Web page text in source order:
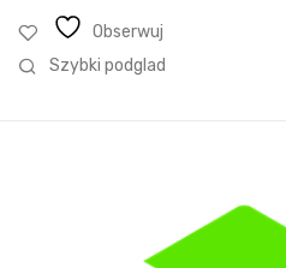
Obserwuj
Szybki podglad